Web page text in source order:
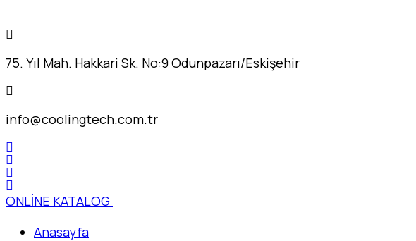
75. Yıl Mah. Hakkari Sk. No:9 Odunpazarı/Eskişehir
info@coolingtech.com.tr
ONLİNE KATALOG
Anasayfa